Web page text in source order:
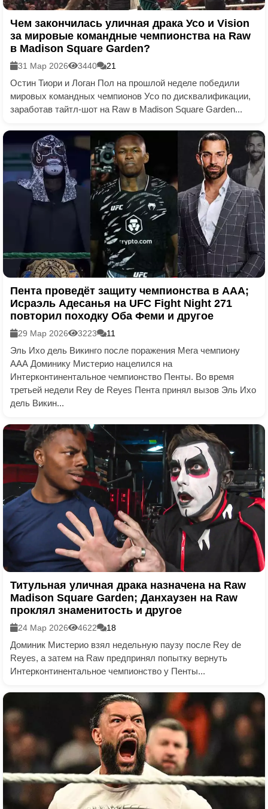
Чем закончилась уличная драка Усо и Vision
за мировые командные чемпионства на Raw
в Madison Square Garden?
31 Мар 2026 3440 21
Остин Тиори и Логан Пол на прошлой неделе победили
мировых командных чемпионов Усо по дисквалификации,
заработав тайтл-шот на Raw в Madison Square Garden...
Пента проведёт защиту чемпионства в ААА;
Исраэль Адесанья на UFC Fight Night 271
повторил походку Оба Феми и другое
29 Мар 2026 3223 11
Эль Ихо дель Викинго после поражения Мега чемпиону
ААА Доминику Мистерио нацелился на
Интерконтинентальное чемпионство Пенты. Во время
третьей недели Rey de Reyes Пента принял вызов Эль Ихо
дель Викин...
Титульная уличная драка назначена на Raw
Madison Square Garden; Данхаузен на Raw
проклял знаменитость и другое
24 Мар 2026 4622 18
Доминик Мистерио взял недельную паузу после Rey de
Reyes, а затем на Raw предпринял попытку вернуть
Интерконтинентальное чемпионство у Пенты...